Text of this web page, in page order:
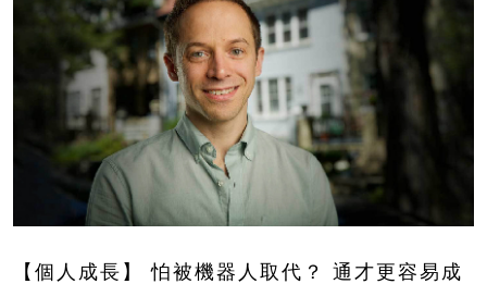
【個人成長】 怕被機器人取代？ 通才更容易成